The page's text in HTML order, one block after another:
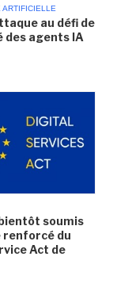
ARTIFICIELLE
au défi de
des agents IA
soumis
renforcé du
Act de